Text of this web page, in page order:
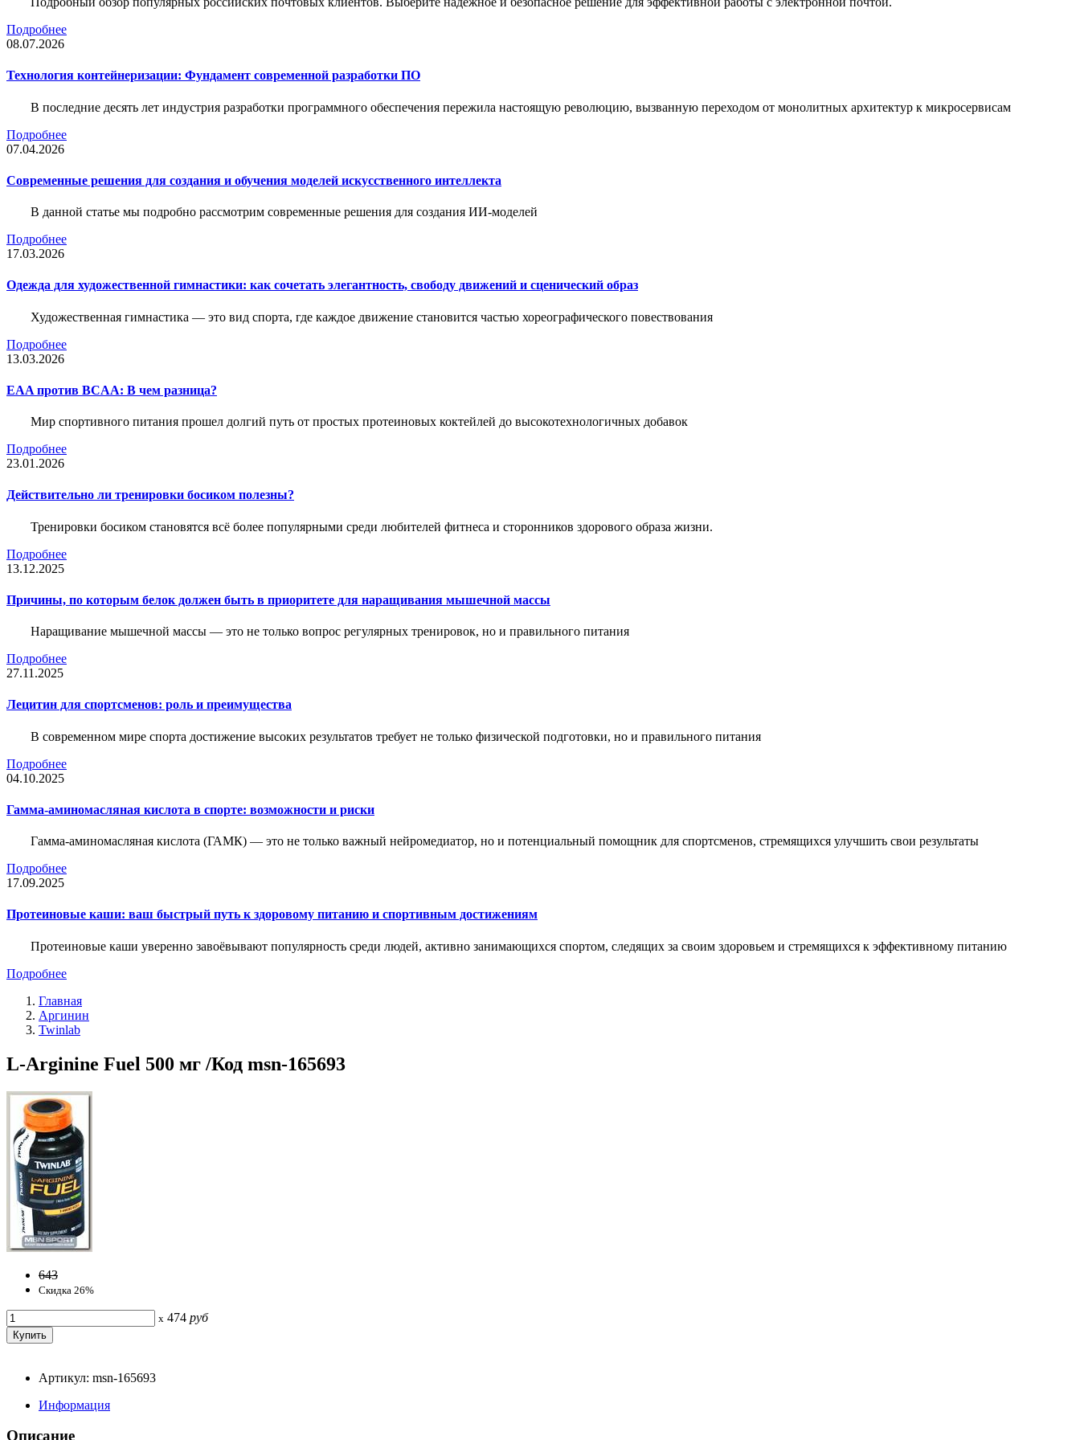
Подробнее
08.07.2026
Технология контейнеризации: Фундамент современной разработки ПО
В последние десять лет индустрия разработки программного обеспечения пережила настоящую революцию, вызванную переходом от монолитных архитектур к микросервисам
Подробнее
07.04.2026
Современные решения для создания и обучения моделей искусственного интеллекта
В данной статье мы подробно рассмотрим современные решения для создания ИИ-моделей
Подробнее
17.03.2026
Одежда для художественной гимнастики: как сочетать элегантность, свободу движений и сценический образ
Художественная гимнастика — это вид спорта, где каждое движение становится частью хореографического повествования
Подробнее
13.03.2026
EAA против BCAA: В чем разница?
Мир спортивного питания прошел долгий путь от простых протеиновых коктейлей до высокотехнологичных добавок
Подробнее
23.01.2026
Действительно ли тренировки босиком полезны?
Тренировки босиком становятся всё более популярными среди любителей фитнеса и сторонников здорового образа жизни.
Подробнее
13.12.2025
Причины, по которым белок должен быть в приоритете для наращивания мышечной массы
Наращивание мышечной массы — это не только вопрос регулярных тренировок, но и правильного питания
Подробнее
27.11.2025
Лецитин для спортсменов: роль и преимущества
В современном мире спорта достижение высоких результатов требует не только физической подготовки, но и правильного питания
Подробнее
04.10.2025
Гамма-аминомасляная кислота в спорте: возможности и риски
Гамма-аминомасляная кислота (ГАМК) — это не только важный нейромедиатор, но и потенциальный помощник для спортсменов, стремящихся улучшить свои результаты
Подробнее
17.09.2025
Протеиновые каши: ваш быстрый путь к здоровому питанию и спортивным достижениям
Протеиновые каши уверенно завоёвывают популярность среди людей, активно занимающихся спортом, следящих за своим здоровьем и стремящихся к эффективному питанию
Подробнее
Главная
Аргинин
Twinlab
L-Arginine Fuel 500 мг /Код msn-165693
643
Скидка 26%
x 474 руб
Артикул: msn-165693
Информация
Описание